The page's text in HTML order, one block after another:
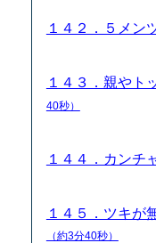
１４２．５メン
１４３．親やト
40秒）
１４４．カンチ
１４５．ツキが
（約3分40秒）